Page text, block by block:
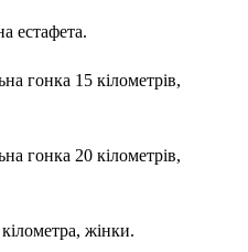
естафета.
гонка 15 кілометрів,
гонка 20 кілометрів,
жінки.